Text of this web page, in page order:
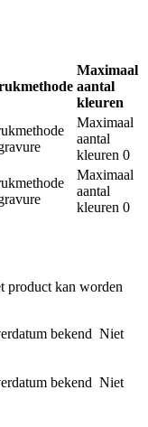
Maximaal
aantal
kleuren
Maximaal
aantal
kleuren 0
Maximaal
aantal
kleuren 0
product kan worden
bekend Niet
bekend Niet